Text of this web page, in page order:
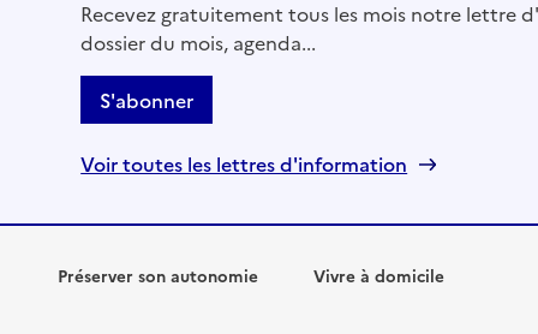
Recevez gratuitement tous les mois notre lettre
dossier du mois, agenda...
S'abonner
Voir toutes les lettres d'information
Préserver son autonomie Vivre à domicile